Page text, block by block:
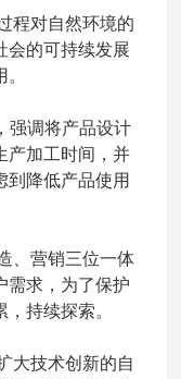
程对自然环境的
会的可持续发展
强调将产品设计
产加工时间，并
到降低产品使用
、营销三位一体
需求，为了保护
持续探索。
大技术创新的自